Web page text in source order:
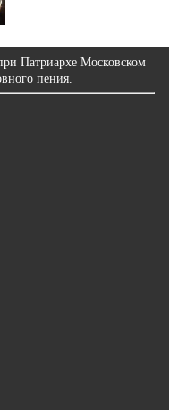
Патриархе Московском
пения.